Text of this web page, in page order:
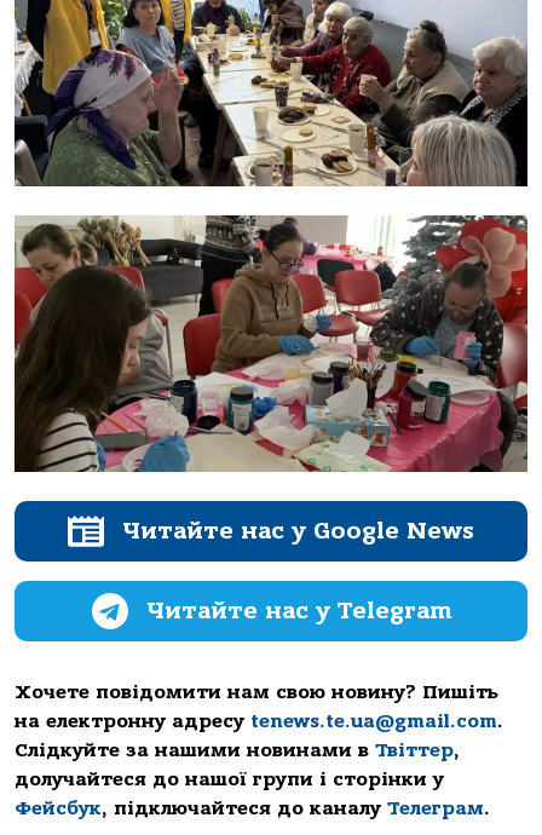
Читайте нас у Google News
Читайте нас у Telegram
Хочете повідомити нам свою новину? Пишіть
на електронну адресу tenews.te.ua@gmail.com.
Слідкуйте за нашими новинами в Твіттер,
долучайтеся до нашої групи і сторінки у
Фейсбук, підключайтеся до каналу Телеграм.